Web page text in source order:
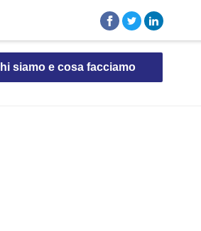
siamo e cosa facciamo